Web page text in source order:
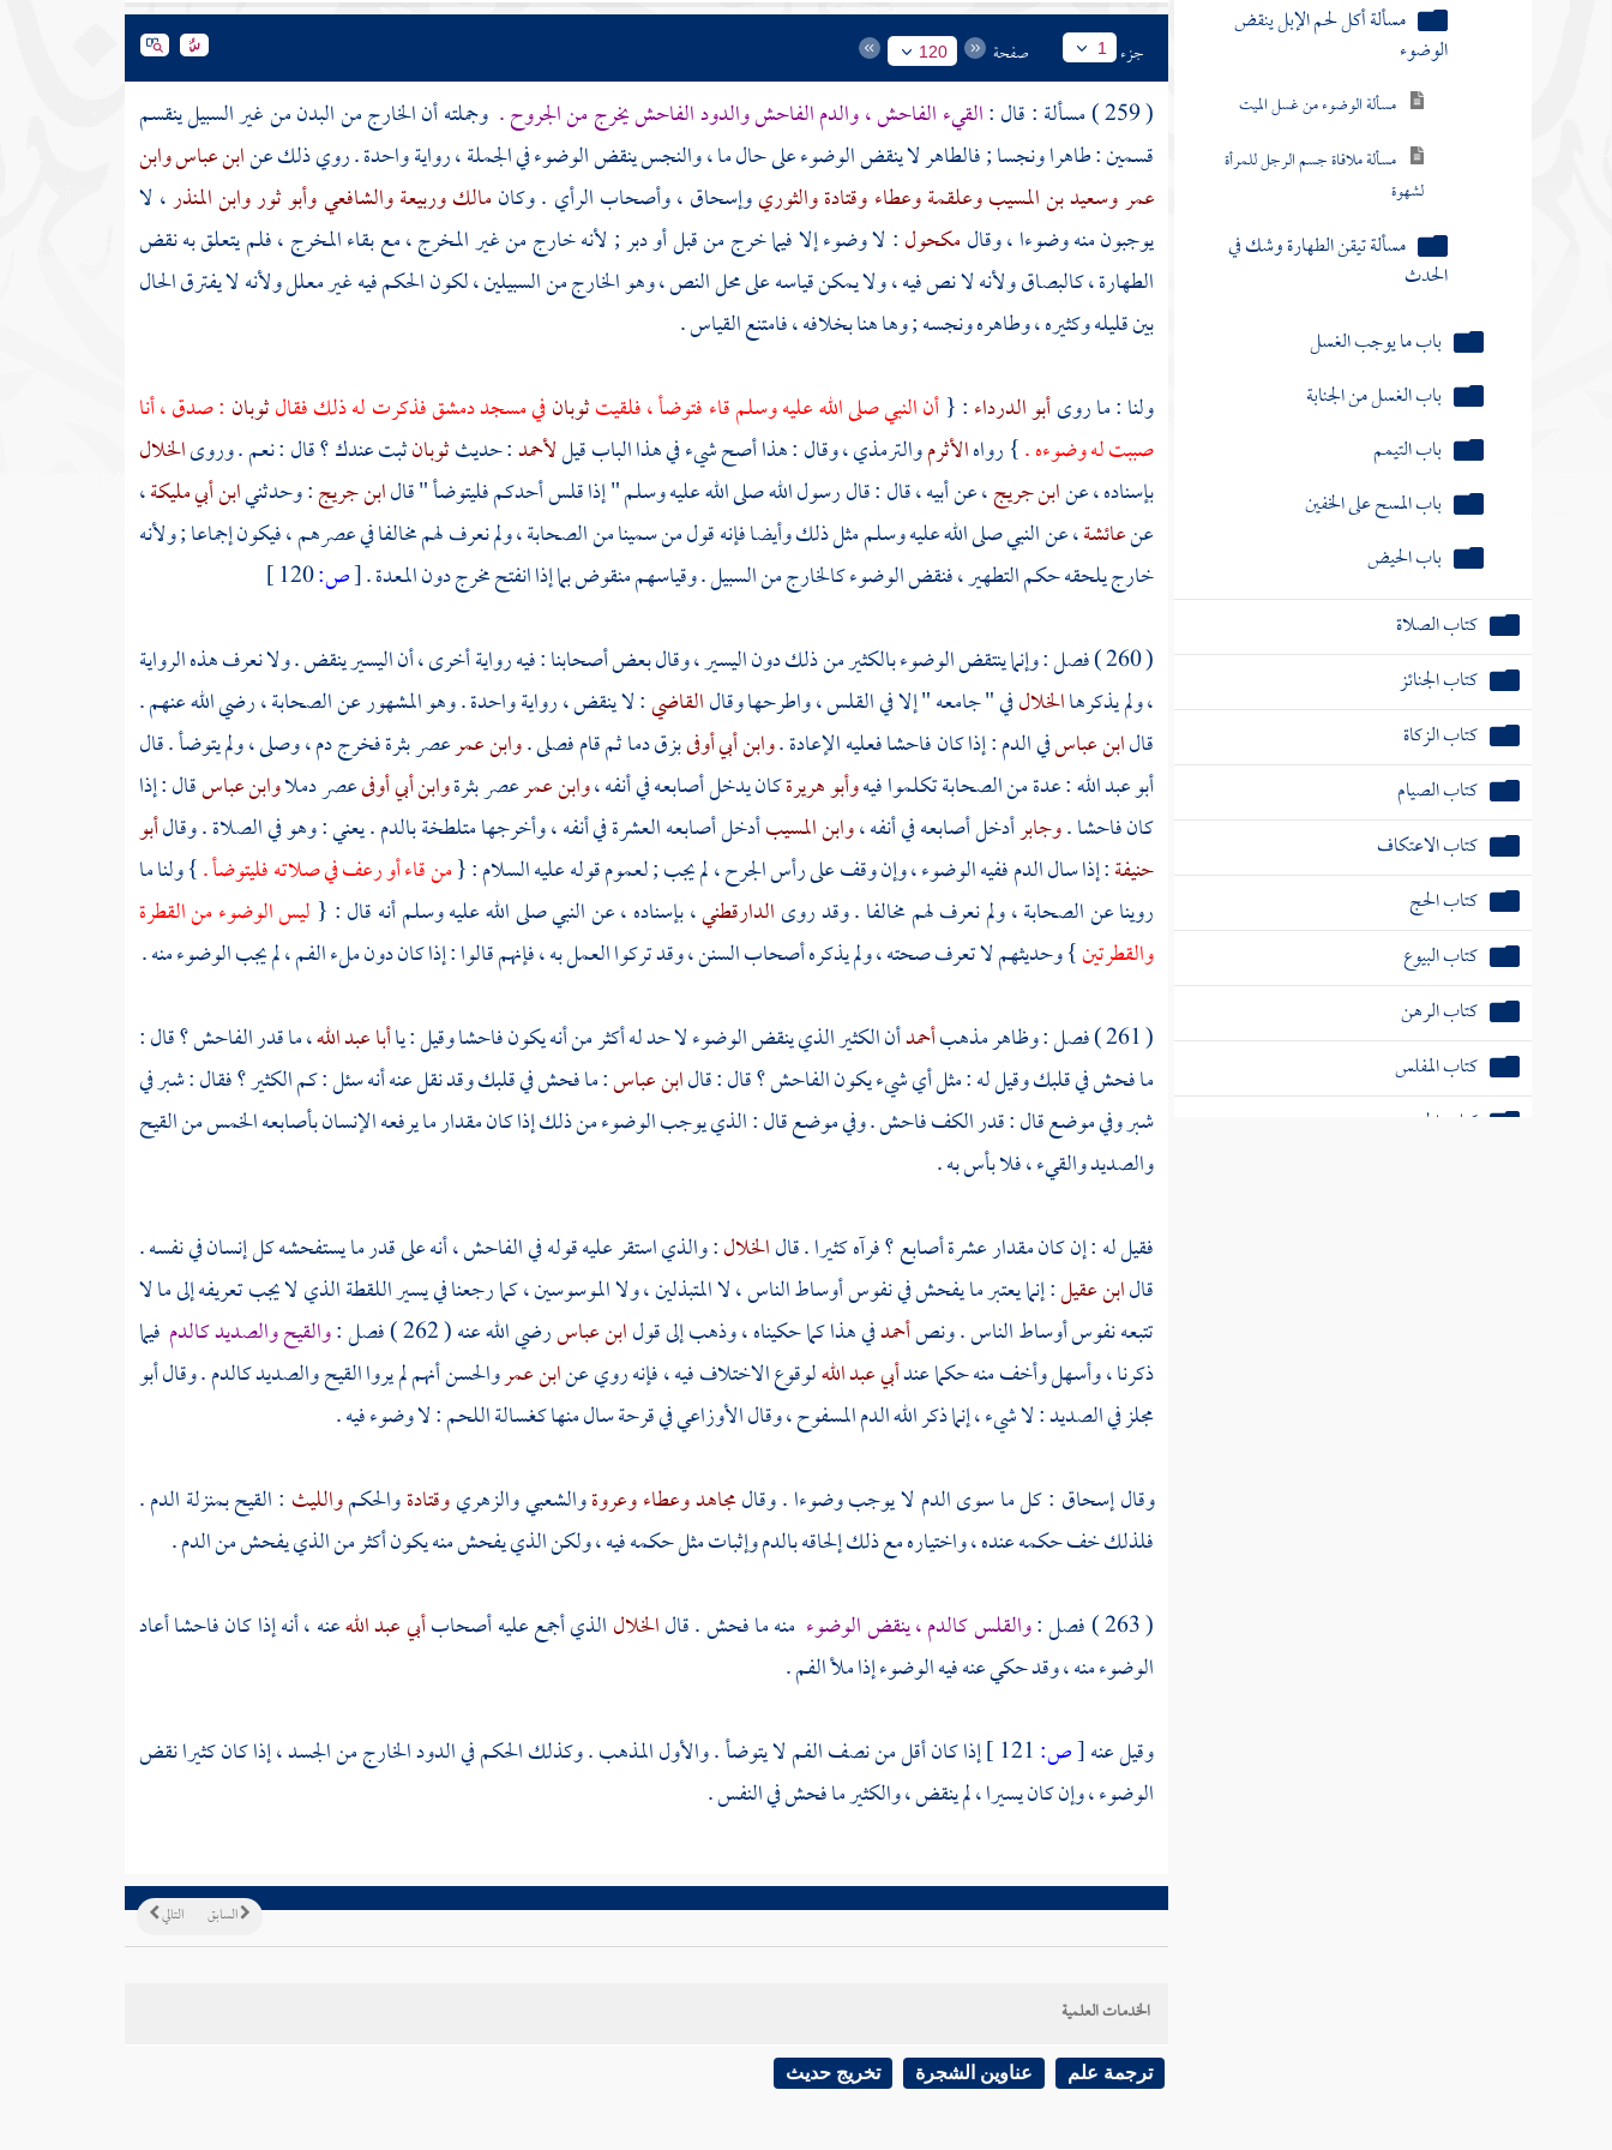
مسألة تيقن الطهارة وشك في
الحدث
باب الغسل من الجنابة
باب التيمم
باب المسح على الخفين
باب الحيض
كتاب الصلاة
كتاب الجنائز
كتاب الزكاة
كتاب الصيام
كتاب الاعتكاف
كتاب الحج
كتاب البيوع
كتاب الرهن
كتاب المفلس
كتاب الحجر
كتاب الصلح
كتاب الحوالة
باب الضمان
كتاب الشركة
جزء 1 صفحة 120
( 259 ) مسألة : قال : القيء الفاحش ، والدم الفاحش والدود الفاحش يخرج من الجروح . وجملته أن الخارج من البدن من غير السبيل ينقسم
قسمين : طاهرا ونجسا ; فالطاهر لا ينقض الوضوء على حال ما ، والنجس ينقض الوضوء في الجملة ، رواية واحدة . روي ذلك عنابن عباسوابن
عمروسعيد بن المسيبوعلقمةوعطاءوقتادةوالثوريوإسحاق، وأصحاب الرأي . وكانمالكوربيعةوالشافعيوأبو ثوروابن المنذر، لا
يوجبون منه وضوءا ، وقالمكحول: لا وضوء إلا فيما خرج من قبل أو دبر ; لأنه خارج من غير المخرج ، مع بقاء المخرج ، فلم يتعلق به نقض
الطهارة ، كالبصاق ولأنه لا نص فيه ، ولا يمكن قياسه على محل النص ، وهو الخارج من السبيلين ، لكون الحكم فيه غير معلل ولأنه لا يفترق الحال
بين قليله وكثيره ، وطاهره ونجسه ; وها هنا بخلافه ، فامتنع القياس .
ولنا : ما روىأبو الدرداء: {أن النبي صلى الله عليه وسلم قاء فتوضأ ، فلقيتثوبانفيمسجد دمشقفذكرت له ذلك فقالثوبان : صدق ، أنا
صببت له وضوءه .} رواهالأثرموالترمذي، وقال : هذا أصح شيء في هذا الباب قيللأحمد: حديثثوبانثبت عندك ؟ قال : نعم . وروىالخلال
بإسناده ، عنابن جريج، عن أبيه ، قال : قال رسول الله صلى الله عليه وسلم " إذا قلس أحدكم فليتوضأ " قالابن جريج: وحدثنيابن أبي مليكة،
عنعائشة، عن النبي صلى الله عليه وسلم مثل ذلك وأيضا فإنه قول من سمينا من الصحابة ، ولم نعرف لهم مخالفا في عصرهم ، فيكون إجماعا ; ولأنه
خارج يلحقه حكم التطهير ، فنقض الوضوء كالخارج من السبيل . وقياسهم منقوض بما إذا انفتح مخرج دون المعدة .[ص:
( 260 ) فصل : وإنما ينتقض الوضوء بالكثير من ذلك دون اليسير ، وقال بعض أصحابنا : فيه رواية أخرى ، أن اليسير ينقض . ولا نعرف هذه الرواية
، ولم يذكرهاالخلالفي " جامعه " إلا في القلس ، واطرحها وقالالقاضي: لا ينقض ، رواية واحدة . وهو المشهور عن الصحابة ، رضي الله عنهم .
قالابن عباسفي الدم : إذا كان فاحشا فعليه الإعادة .وابن أبي أوفىبزق دما ثم قام فصلى .وابن عمرعصر بثرة فخرج دم ، وصلى ، ولم يتوضأ . قال
أبو عبد الله: عدة من الصحابة تكلموا فيهوأبو هريرةكان يدخل أصابعه في أنفه ،وابن عمرعصر بثرةوابن أبي أوفىعصر دملاوابن عباسقال : إذا
كان فاحشا .وجابرأدخل أصابعه في أنفه ،وابن المسيبأدخل أصابعه العشرة في أنفه ، وأخرجها متلطخة بالدم . يعني : وهو في الصلاة . وقالأبو
حنيفة: إذا سال الدم ففيه الوضوء ، وإن وقف على رأس الجرح ، لم يجب ; لعموم قوله عليه السلام : {من قاء أو رعف في صلاته فليتوضأ .} ولنا ما
روينا عن الصحابة ، ولم نعرف لهم مخالفا . وقد روىالدارقطني، بإسناده ، عن النبي صلى الله عليه وسلم أنه قال : {ليس الوضوء من القطرة
والقطرتين} وحديثهم لا تعرف صحته ، ولم يذكره أصحاب السنن ، وقد تركوا العمل به ، فإنهم قالوا : إذا كان دون ملء الفم ، لم يجب الوضوء منه .
( 261 ) فصل : وظاهر مذهب
أحمدأن الكثير الذي ينقض الوضوء لا حد له أكثر من أنه يكون فاحشا وقيل : ياأبا عبد الله، ما قدر الفاحش ؟ قال :
ما فحش في قلبك وقيل له : مثل أي شيء يكون الفاحش ؟ قال : قالابن عباس: ما فحش في قلبك وقد نقل عنه أنه سئل : كم الكثير ؟ فقال : شبر في
شبر وفي موضع قال : قدر الكف فاحش . وفي موضع قال : الذي يوجب الوضوء من ذلك إذا كان مقدار ما يرفعه الإنسان بأصابعه الخمس من القيح
والصديد والقيء ، فلا بأس به .
فقيل له : إن كان مقدار عشرة أصابع ؟ فرآه كثيرا . قالالخلال: والذي استقر عليه قوله في الفاحش ، أنه على قدر ما يستفحشه كل إنسان في نفسه .
قالابن عقيل: إنما يعتبر ما يفحش في نفوس أوساط الناس ، لا المتبذلين ، ولا الموسوسين ، كما رجعنا في يسير اللقطة الذي لا يجب تعريفه إلى ما لا
تتبعه نفوس أوساط الناس . ونصأحمدفي هذا كما حكيناه ، وذهب إلى قولابن عباسرضي الله عنه ( 262 ) فصل : والقيح والصديد كالدم فيما
ذكرنا ، وأسهل وأخف منه حكما عندأبي عبد اللهلوقوع الاختلاف فيه ، فإنه روي عنابن عمروالحسنأنهم لم يروا القيح والصديد كالدم . وقالأبو
مجلزفي الصديد : لا شيء ، إنما ذكر الله الدم المسفوح ، وقالالأوزاعيفي قرحة سال منها كغسالة اللحم : لا وضوء فيه .
وقالإسحاق : كل ما سوى الدم لا يوجب وضوءا . وقالمجاهدوعطاءوعروةوالشعبيوالزهريوقتادةوالحكموالليث : القيح بمنزلة الدم .
فلذلك خف حكمه عنده ، واختياره مع ذلك إلحاقه بالدم وإثبات مثل حكمه فيه ، ولكن الذي يفحش منه يكون أكثر من الذي يفحش من الدم .
( 263 ) فصل :
والقلس كالدم ، ينقض الوضوء منه ما فحش . قالالخلالالذي أجمع عليه أصحابأبي عبد اللهعنه ، أنه إذا كان فاحشا أعاد
الوضوء منه ، وقد حكي عنه فيه الوضوء إذا ملأ الفم .
وقيل عنه[ص:
إذا كان أقل من نصف الفم لا يتوضأ . والأول المذهب . وكذلك الحكم في الدود الخارج من الجسد ، إذا كان كثيرا نقض
الوضوء ، وإن كان يسيرا ، لم ينقض ، والكثير ما فحش في النفس .
التالي السابق
الخدمات العلمية
ترجمة علم عناوين الشجرة تخريج حديث